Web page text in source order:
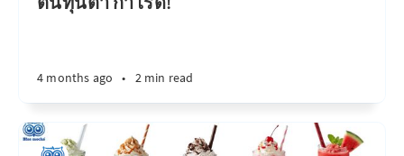
4 months ago • 2 min read